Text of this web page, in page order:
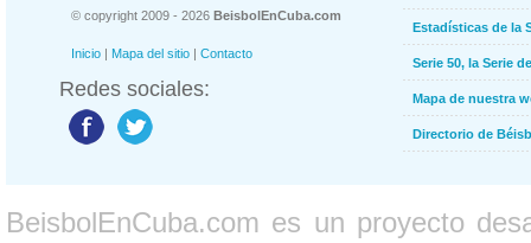
© copyright 2009 - 2026 BeisbolEnCuba.com
Inicio | Mapa del sitio | Contacto
Redes sociales:
Estadísticas de la
Serie 50, la Serie
Mapa de nuestra
Directorio de
BeisbolEnCuba.com es un proyecto